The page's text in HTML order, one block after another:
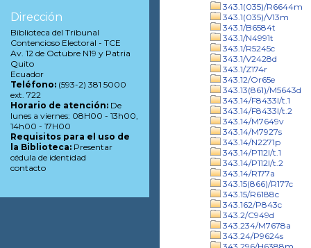
343.1(035)/R6644m
343.1(035)/V13m
343.1/B6584t
343.1/N4991t
343.1/R5245c
343.1/V2428d
343.1/Z174r
343.12/Or65e
343.13(861)/M5643d
343.14/F8433l/t.1
343.14/F8433l/t.2
343.14/M7649v
343.14/M7927s
343.14/N2271p
343.14/P112l/t.1
343.14/P112l/t.2
343.14/R177a
343.15(866)/R177c
343.15/R6188c
343.162/P843c
343.2/C949d
343.234/M7678a
343.24/P9624s
Dirección
Biblioteca del Tribunal
Contencioso Electoral - TCE
Av. 12 de Octubre N19 y Patria
Quito
Ecuador
Teléfono: (593-2) 381 5000
ext. 722
Horario de atención: De
lunes a viernes: 08H00 - 13h00,
14h00 - 17H00
Requisitos para el uso de
la Biblioteca: Presentar
cédula de identidad
contacto